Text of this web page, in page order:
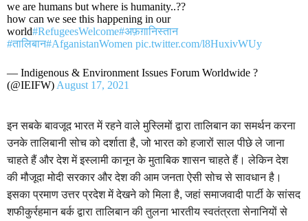
we are humans but where is humanity..??
how can we see this happening in our
world#RefugeesWelcome#अफ़ग़ानिस्तान
#तालिबान#AfganistanWomen pic.twitter.com/l8HuxivWUy
— Indigenous & Environment Issues Forum Worldwide ?
(@IEIFW) August 17, 2021
इन सबके बावजूद भारत में रहने वाले मुस्लिमों द्वारा तालिबान का समर्थन करना
उनके तालिबानी सोच को दर्शाता है, जो भारत को हजारों साल पीछे ले जाना
चाहते हैं और देश में इस्लामी कानून के मुताबिक शासन चाहते हैं। लेकिन देश
की मौजूदा मोदी सरकार और देश की आम जनता ऐसी सोच से सावधान है।
इसका प्रमाण उत्तर प्रदेश में देखने को मिला है, जहांसमाजवादी पार्टी के सांसद
शफीकुर्रहमान बर्क द्वारा तालिबान की तुलना भारतीय स्वतंत्रता सेनानियों से